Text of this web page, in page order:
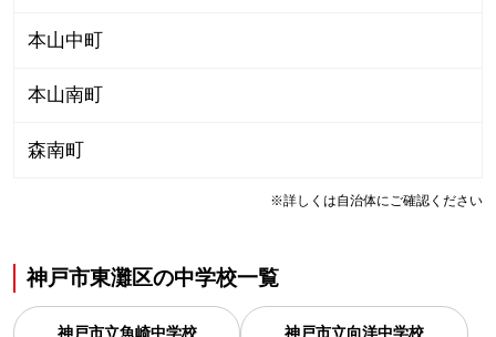
本山中町
本山南町
森南町
※詳しくは自治体にご確認ください
神戸市東灘区の中学校一覧
神戸市立魚崎中学校 神戸市立向洋中学校